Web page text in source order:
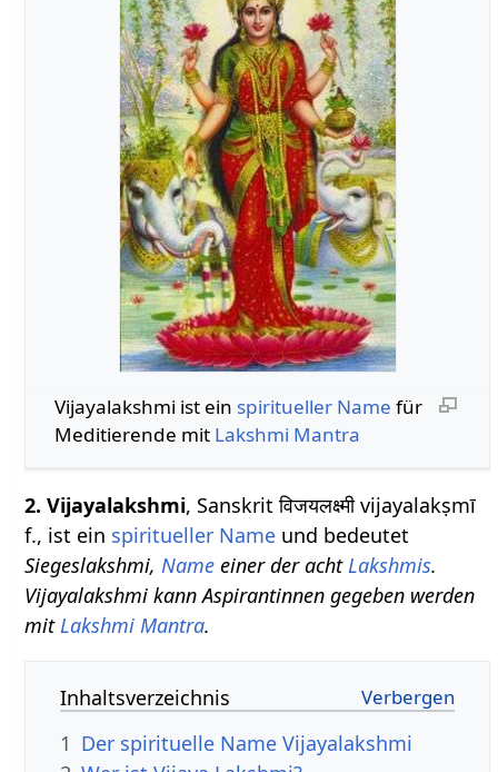
Vijayalakshmi ist ein spiritueller Name für
Meditierende mit Lakshmi Mantra
2. Vijayalakshmi, Sanskrit विजयलक्ष्मी vijayalakṣmī
f., ist ein spiritueller Name und bedeutet
Siegeslakshmi,Name einer der achtLakshmis.
Vijayalakshmi kann Aspirantinnen gegeben werden
mitLakshmi Mantra.
Inhaltsverzeichnis
1 Der spirituelle Name Vijayalakshmi